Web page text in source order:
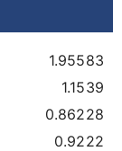
1.95583
1.1539
0.86228
0.9222